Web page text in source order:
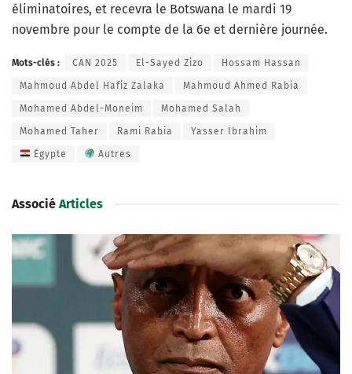
éliminatoires, et recevra le Botswana le mardi 19
novembre pour le compte de la 6e et dernière journée.
Mots-clés : CAN 2025 El-Sayed Zizo Hossam Hassan
Mahmoud Abdel Hafiz Zalaka Mahmoud Ahmed Rabia
Mohamed Abdel-Moneim Mohamed Salah
Mohamed Taher Rami Rabia Yasser Ibrahim
Égypte Autres
Associé Articles